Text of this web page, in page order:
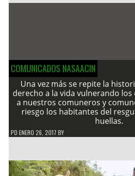
COMUNICADOS NASAACIN
Una vez más se repite la
derecho a la vida vulnerando
a nuestros comuneros y
riesgo los habitantes del
huellas.
PD ENERO 26, 2017 BY